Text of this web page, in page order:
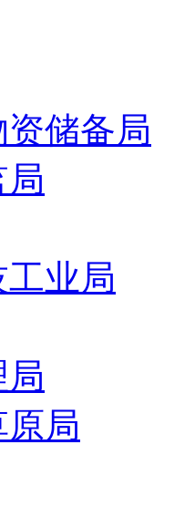
储备局
业局
局